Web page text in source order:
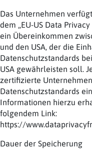
Das Unternehmen
dem „EU-US Data
ein Übereinkommen
und den USA, der die
Datenschutzstandards
USA gewährleisten soll.
zertifizierte
Datenschutzstandards
Informationen hierzu
folgendem Link:
https://
Dauer der Speicherung